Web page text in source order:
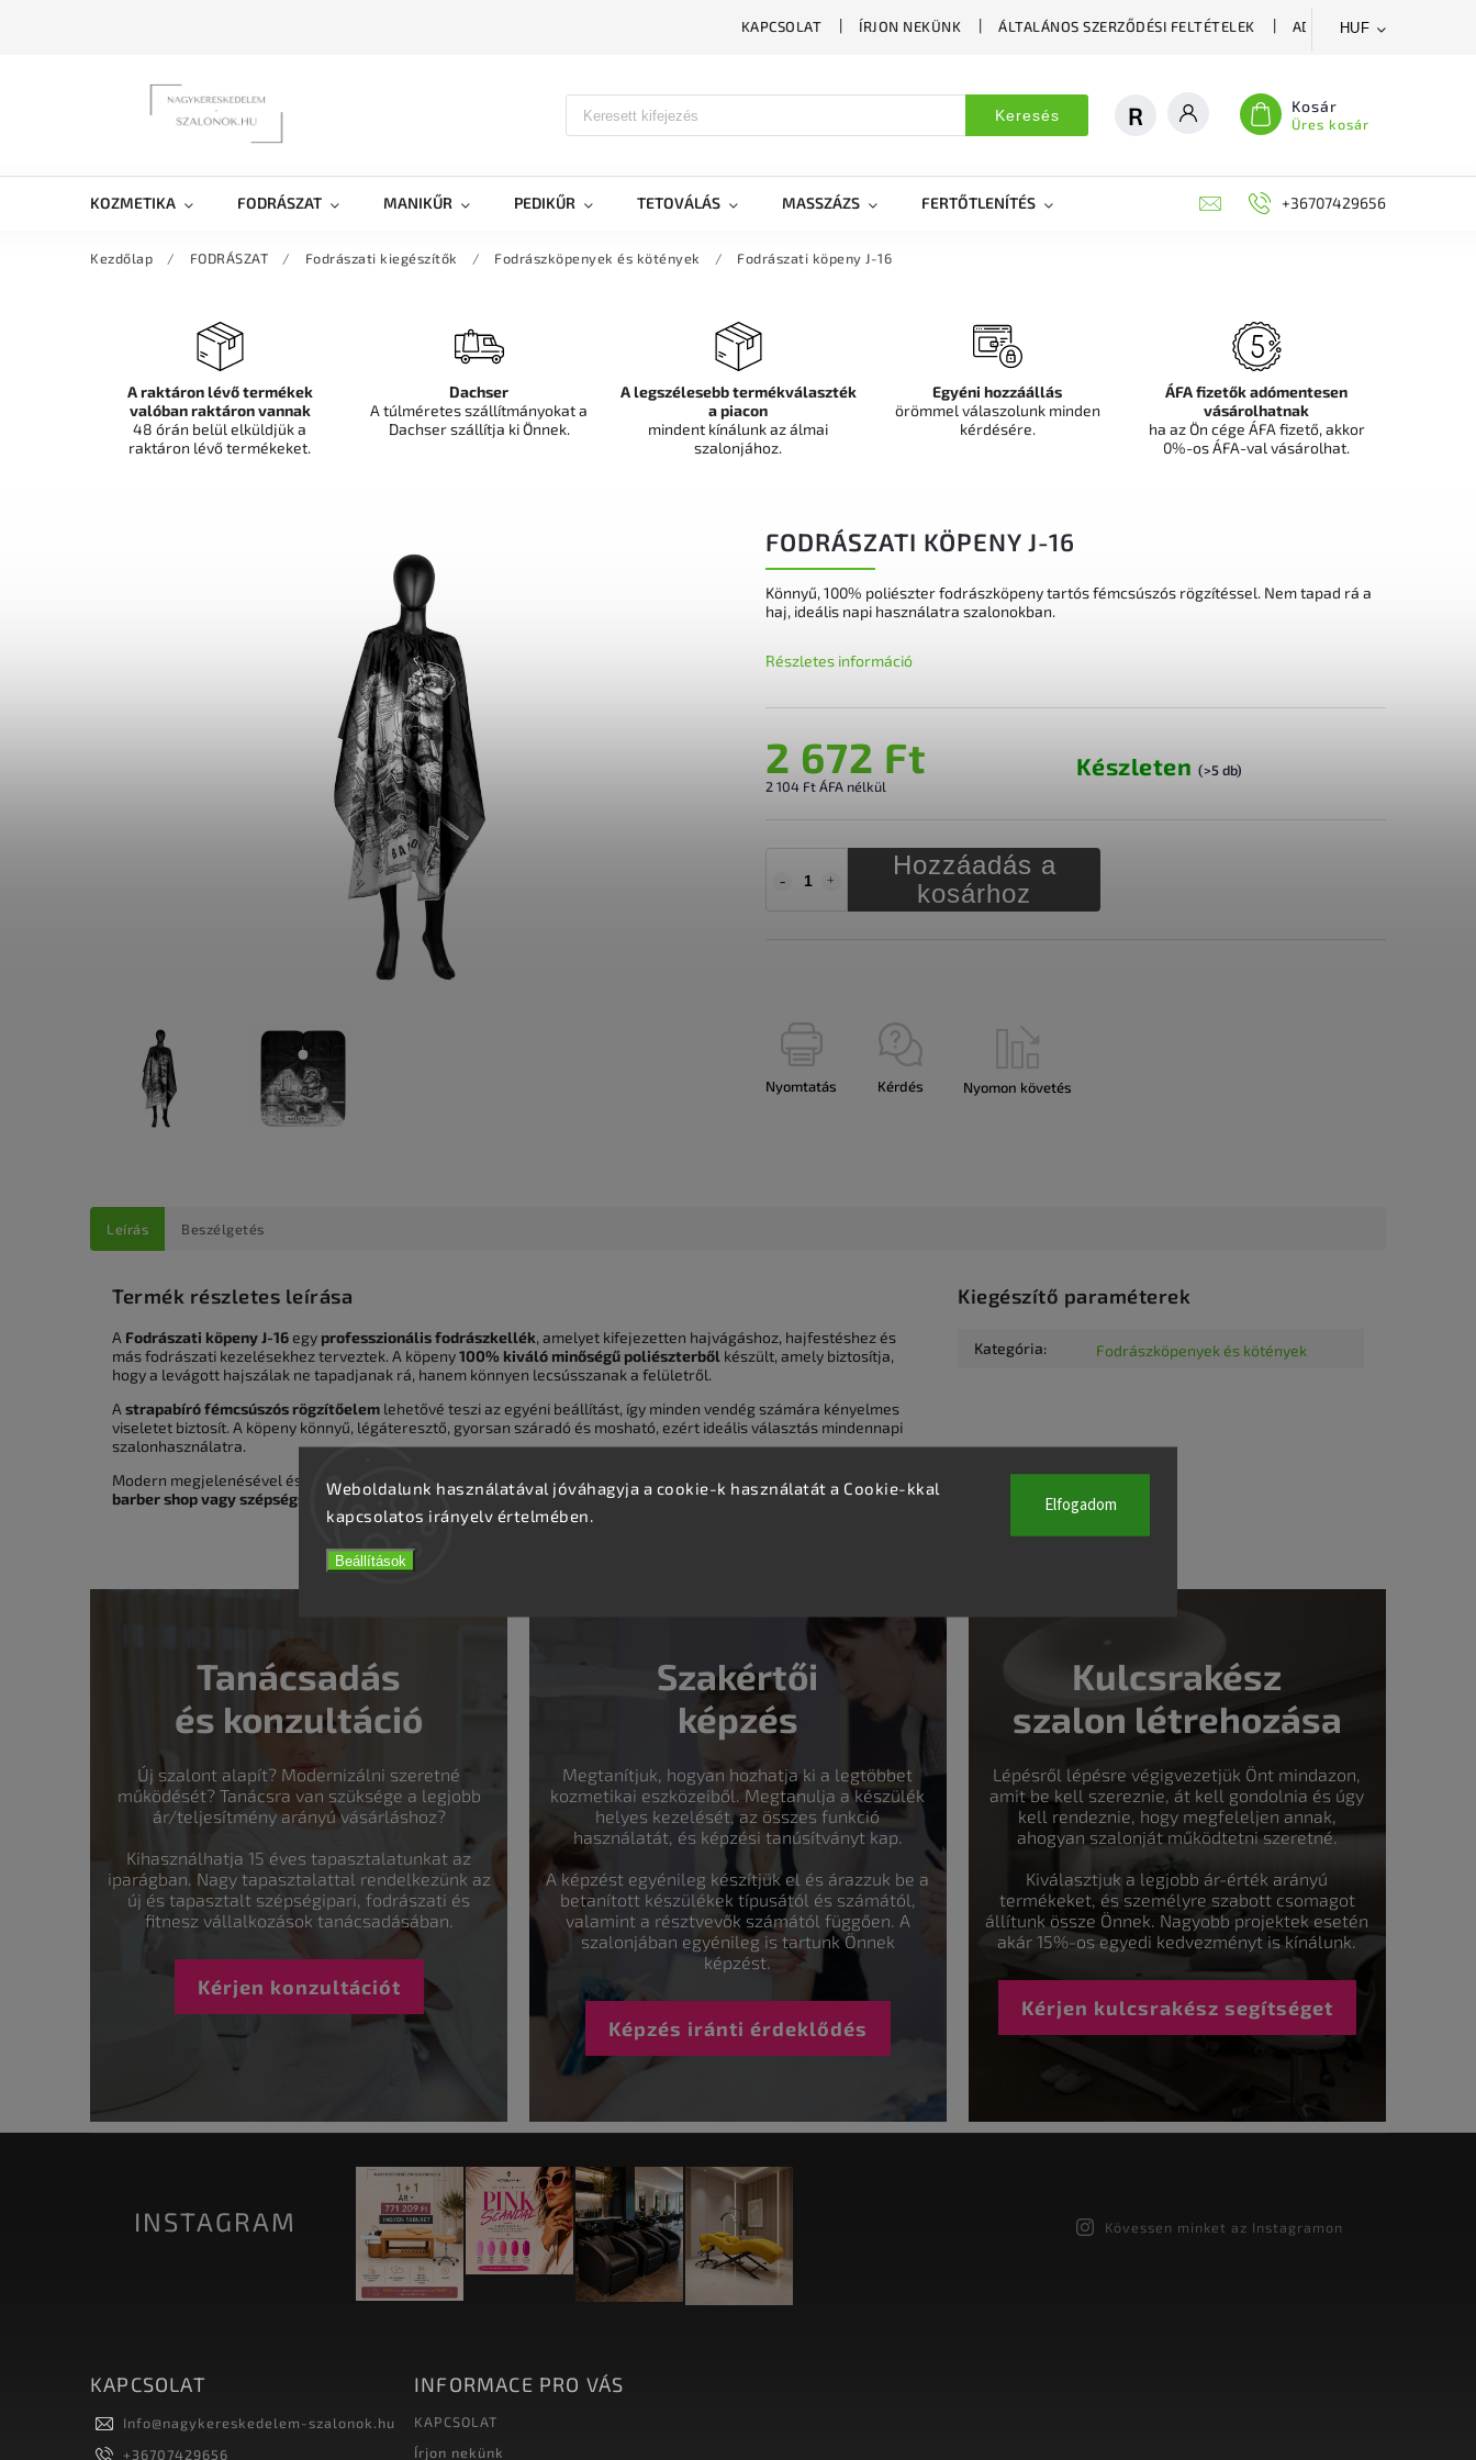
Weboldalunk használatával jóváhagyja a cookie-k használatát a Cookie-kkal
kapcsolatos irányelv értelmében.
Beállítások
Elfogadom
KAPCSOLAT ÍRJON NEKÜNK ÁLTALÁNOS SZERZŐDÉSI FELTÉTELEK ADATVÉDELMI
HUF
Keresés Kosár
Üres kosár
KOZMETIKA FODRÁSZAT MANIKŰR PEDIKŰR TETOVÁLÁS MASSZÁZS FERTŐTLENÍTÉS DEKORÁCIÓS FALPANEL, MŰNÖVÉNY FAL
+36707429656
Kezdőlap / FODRÁSZAT / Fodrászati kiegészítők / Fodrászköpenyek és kötények / Fodrászati köpeny J-16
FODRÁSZATI KÖPENY J-16
2 672 Ft
2 104 Ft ÁFA nélkül
Készleten (>5 db)
Hozzáadás a
kosárhoz
Könnyű, 100% poliészter fodrászköpeny tartós fémcsúszós rögzítéssel. Nem tapad rá a
haj, ideális napi használatra szalonokban.
Részletes információ
Nyomtatás Kérdés Nyomon követés
A raktáron lévő termékek
valóban raktáron vannak
48 órán belül elküldjük a
raktáron lévő termékeket.
Dachser
A túlméretes szállítmányokat a
Dachser szállítja ki Önnek.
A legszélesebb termékválaszték
a piacon
mindent kínálunk az álmai
szalonjához.
Egyéni hozzáállás
örömmel válaszolunk minden
kérdésére.
ÁFA fizetők adómentesen
vásárolhatnak
ha az Ön cége ÁFA fizető, akkor
0%-os ÁFA-val vásárolhat.
Leírás Beszélgetés
Termék részletes leírása
A Fodrászati köpeny J-16egy professzionális fodrászkellék, amelyet kifejezetten hajvágáshoz, hajfestéshez és
más fodrászati kezelésekhez terveztek. A köpeny100% kiváló minőségű poliészterből készült, amely biztosítja,
hogy a levágott hajszálak ne tapadjanak rá, hanem könnyen lecsússzanak a felületről.
A strapabíró fémcsúszós rögzítőelem lehetővé teszi az egyéni beállítást, így minden vendég számára kényelmes
viseletet biztosít. A köpeny könnyű, légáteresztő, gyorsan száradó és mosható, ezért ideális választás mindennapi
szalonhasználatra.
Modern megjelenésével és praktikus kialakításával ez a köpeny tökéletes kiegészítő minden
fodrászszalon,
barber shop vagy szépségszalonszámára, ahol fontos a higiénia, a stílus és a kényelem.
Kiegészítő paraméterek
Kategória: Fodrászköpenyek és kötények
Tanácsadás
és konzultáció
Új szalont alapít? Modernizálni szeretné
működését? Tanácsra van szüksége a legjobb
ár/teljesítmény arányú vásárláshoz?
Kihasználhatja 15 éves tapasztalatunkat az
iparágban. Nagy tapasztalattal rendelkezünk az
új és tapasztalt szépségipari, fodrászati és
fitnesz vállalkozások tanácsadásában.
Kérjen konzultációt
Szakértői
képzés
Megtanítjuk, hogyan hozhatja ki a legtöbbet
kozmetikai eszközeiből. Megtanulja a készülék
helyes kezelését, az összes funkció
használatát, és képzési tanúsítványt kap.
A képzést egyénileg készítjük el és árazzuk be a
betanított készülékek típusától és számától,
valamint a résztvevők számától függően. A
szalonjában egyénileg is tartunk Önnek
képzést.
Képzés iránti érdeklődés
Kulcsrakész
szalon létrehozása
Lépésről lépésre végigvezetjük Önt mindazon,
amit be kell szereznie, át kell gondolnia és úgy
kell rendeznie, hogy megfeleljen annak,
ahogyan szalonját működtetni szeretné.
Kiválasztjuk a legjobb ár-érték arányú
termékeket, és személyre szabott csomagot
állítunk össze Önnek. Nagyobb projektek esetén
akár 15%-os egyedi kedvezményt is kínálunk.
Kérjen kulcsrakész segítséget
INSTAGRAM Kövessen minket az Instagramon
KAPCSOLAT
Info@nagykereskedelem-szalonok.hu
+36707429656
INFORMACE PRO VÁS
KAPCSOLAT
Írjon nekünk